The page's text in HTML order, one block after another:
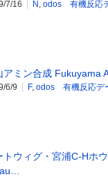
7/16 N , odos 有機反応
アミン合成 Fukuyama
6/9 F, odos 有機反応デ
トウィグ・宮浦C-Hホ